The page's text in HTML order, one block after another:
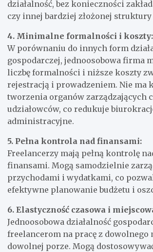
działalność, bez konieczności
czy innej bardziej złożonej
4. Minimalne formalności i koszty:
W porównaniu do innych form
gospodarczej, jednoosobowa firma
liczbę formalności i niższe koszty
rejestracją i prowadzeniem. Nie ma
tworzenia organów zarządzających
udziałowców, co redukuje
administracyjne.
5. Pełna kontrola nad finansami:
Freelancerzy mają pełną kontrolę
finansami. Mogą samodzielnie
przychodami i wydatkami, co
efektywne planowanie budżetu i
6. Elastyczność czasowa i
Jednoosobowa działalność
freelancerom na pracę z dowolnego
dowolnej porze. Mogą